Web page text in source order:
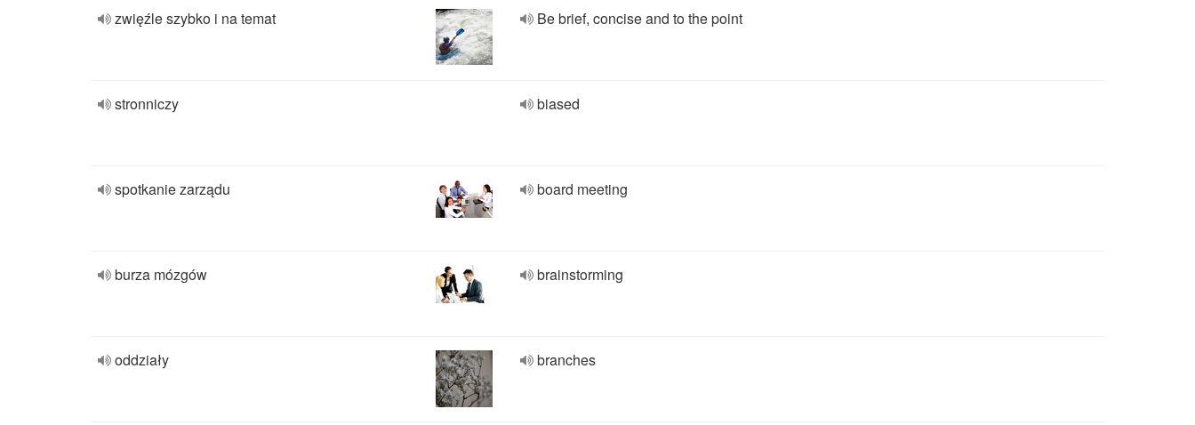
zwięźle szybko i na temat Be brief, concise and to the point
stronniczy biased
spotkanie zarządu board meeting
burza mózgów brainstorming
oddziały branches